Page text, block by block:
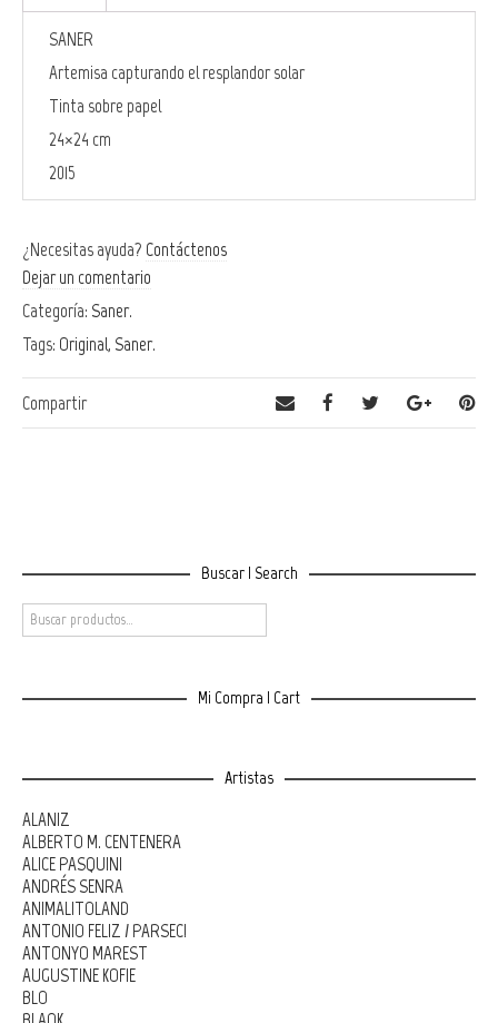
SANER
Artemisa capturando el resplandor solar
Tinta sobre papel
24×24 cm
2015
¿Necesitas ayuda? Contáctenos
Dejar un comentario
Categoría: Saner.
Tags: Original, Saner.
Compartir
Buscar | Search
Mi Compra | Cart
Artistas
ALANIZ
ALBERTO M. CENTENERA
ALICE PASQUINI
ANDRÉS SENRA
ANIMALITOLAND
ANTONIO FELIZ / PARSEC!
ANTONYO MAREST
AUGUSTINE KOFIE
BLO